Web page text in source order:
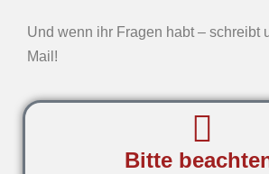
Und wenn ihr Fragen habt – schreibt
Mail!
Bitte